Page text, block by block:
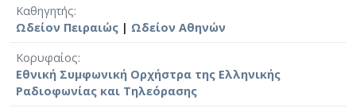
Καθηγητής
Ωδείον Πειραιώς | Ωδείον Αθηνών
Κορυφαίος
Εθνική Συμφωνική Ορχήστρα της Ελληνικής
Ραδιοφωνίας και Τηλεόρασης